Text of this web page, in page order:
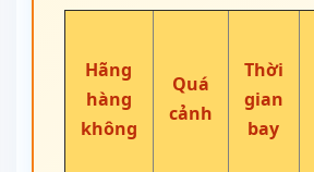
Hãng
hàng
không
Quá
cảnh
Thời
gian
bay